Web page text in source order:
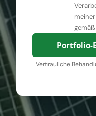
z.B. 0,28 € / kWh
Portfolio-
Vertrauliche